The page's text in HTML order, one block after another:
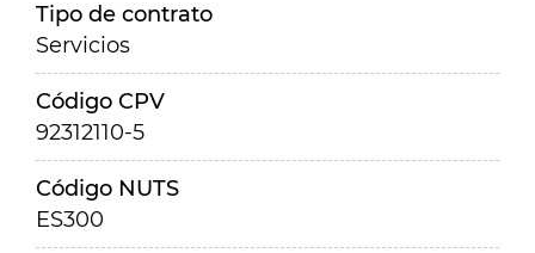
Tipo de contrato
Servicios
Código CPV
92312110-5
Código NUTS
ES300